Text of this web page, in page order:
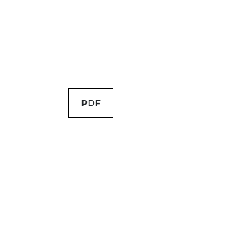
PDF